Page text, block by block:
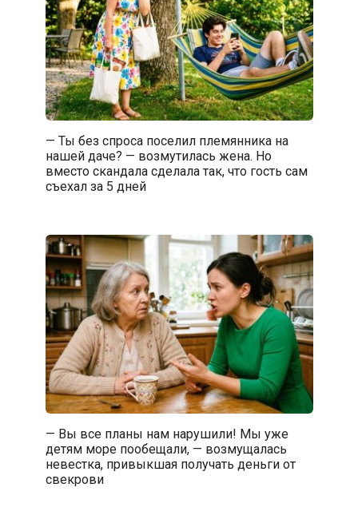
— Ты без спроса поселил племянника на
нашей даче? — возмутилась жена. Но
вместо скандала сделала так, что гость сам
съехал за 5 дней
— Вы все планы нам нарушили! Мы уже
детям море пообещали, — возмущалась
невестка, привыкшая получать деньги от
свекрови